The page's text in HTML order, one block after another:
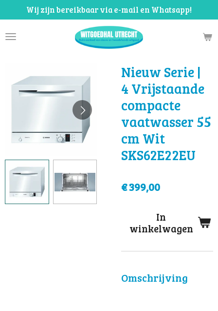
direct
naar
Wij zijn bereikbaar via e-mail en Whatsapp!
Nieuw Serie |
4 Vrijstaande
compacte
vaatwasser 55
cm Wit
SKS62E22EU
€ 399,00
In
winkelwagen
Omschrijving